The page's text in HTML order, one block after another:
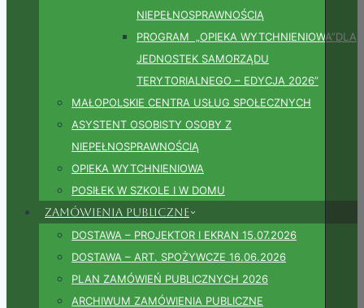
NIEPEŁNOSPRAWNOŚCIĄ
PROGRAM „OPIEKA WYTCHNIENIOWA”DLA
JEDNOSTEK SAMORZĄDU
TERYTORIALNEGO – EDYCJA 2026”
MAŁOPOLSKIE CENTRA USŁUG SPOŁECZNYCH
ASYSTENT OSOBISTY OSOBY Z
NIEPEŁNOSPRAWNOŚCIĄ
OPIEKA WYTCHNIENIOWA
POSIŁEK W SZKOLE I W DOMU
Zamówienia publiczne
DOSTAWA – PROJEKTOR I EKRAN 15.07.2026
DOSTAWA – ART. SPOŻYWCZE 16.06.2026
PLAN ZAMÓWIEŃ PUBLICZNYCH 2026
ARCHIWUM ZAMÓWIENIA PUBLICZNE